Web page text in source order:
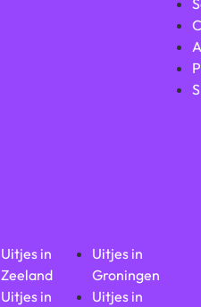
Uitjes in
Zeeland
Uitjes in
Uitjes in
Groningen
Uitjes in